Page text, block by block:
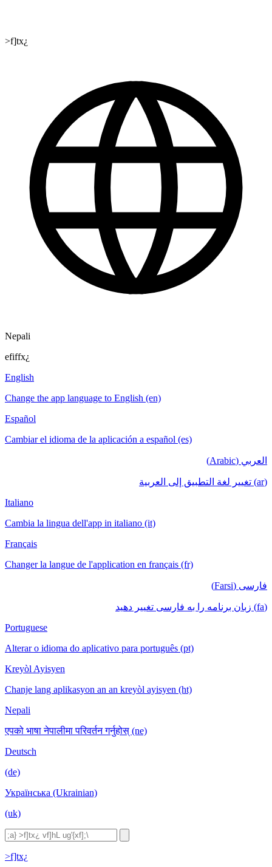
>f]tx¿
Nepali
efiffx¿
English
Change the app language to English (en)
Español
Cambiar el idioma de la aplicación a español (es)
العربي (Arabic)
(ar) تغيير لغة التطبيق إلى العربية
Italiano
Cambia la lingua dell'app in italiano (it)
Français
Changer la langue de l'application en français (fr)
فارسی (Farsi)
(fa) زبان برنامه را به فارسی تغییر دهید
Portuguese
Alterar o idioma do aplicativo para português (pt)
Kreyòl Ayisyen
Chanje lang aplikasyon an an kreyòl ayisyen (ht)
Nepali
एपको भाषा नेपालीमा परिवर्तन गर्नुहोस् (ne)
Deutsch
(de)
Українська (Ukrainian)
(uk)
>f]tx¿